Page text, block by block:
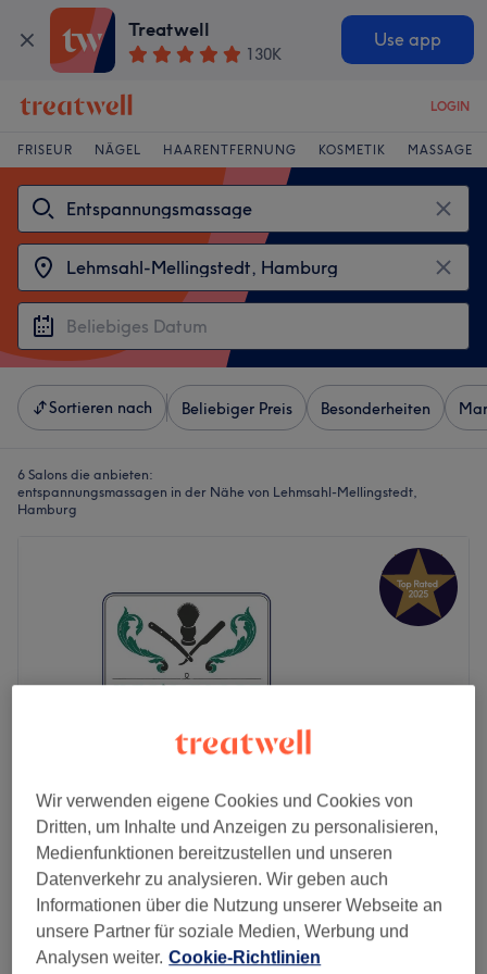
Treatwell
130K
Use app
LOGIN
FRISEUR NÄGEL HAARENTFERNUNG KOSMETIK MASSAGE
Sortieren nach Beliebiger Preis Besonderheiten
6 Salons die anbieten:
entspannungsmassagen in der Nähe von Lehmsahl-Mellingstedt,
Hamburg
Mens Place Barbier AEZ Alstertal
Einkaufzentrum EG
4,9
1241 Bewertungen
Poppenbüttel, Hamburg
Auf Karte anzeigen
Relax Massage Aez- Kopf-, Schulter- &
Wir verwenden eigene Cookies und Cookies von
Dritten, um Inhalte und Anzeigen zu personalisieren,
Medienfunktionen bereitzustellen und unseren
Datenverkehr zu analysieren. Wir geben auch
Informationen über die Nutzung unserer Webseite an
unsere Partner für soziale Medien, Werbung und
Analysen weiter. Cookie-Richtlinien